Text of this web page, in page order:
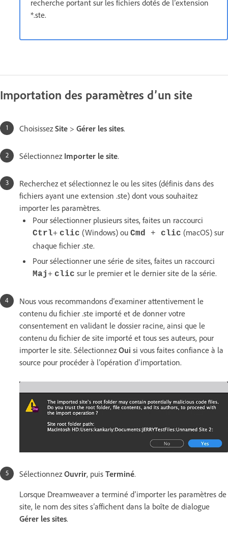
recherche portant sur les fichiers dotés de l’extension
*.ste.
Importation des paramètres d’un site
ChoisissezSite > Gérer les sites.
Sélectionnez Importer le site.
Recherchez et sélectionnez le ou les sites (définis dans des
fichiers ayant une extension .ste) dont vous souhaitez
importer les paramètres.
Pour sélectionner plusieurs sites, faites un raccourci
Ctrl+ clic (Windows) ou Cmd + clic (macOS) sur
chaque fichier .ste.
Pour sélectionner une série de sites, faites un raccourci
Maj+ clic sur le premier et le dernier site de la série.
Nous vous recommandons d’examiner attentivement le
contenu du fichier .ste importé et de donner votre
consentement en validant le dossier racine, ainsi que le
contenu du fichier de site importé et tous ses auteurs, pour
importer le site. SélectionnezOui si vous faites confiance à la
source pour procéder à l’opération d’importation.
SélectionnezOuvrir, puis Terminé.
Lorsque Dreamweaver a terminé d’importer les paramètres de
site, le nom des sites s’affichent dans la boîte de dialogue
Gérer les sites.